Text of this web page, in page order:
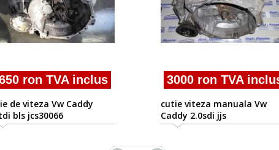
ron TVA inclus
de viteza Vw Caddy
bls jcs30066
3000 ron TVA inclus
cutie viteza manuala Vw
Caddy 2.0sdi jjs